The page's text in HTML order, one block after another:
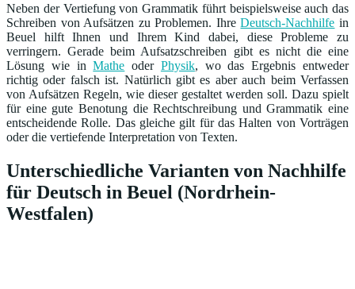
Neben der Vertiefung von Grammatik führt beispielsweise auch das
Schreiben von Aufsätzen zu Problemen. IhreDeutsch-Nachhilfe in
Beuel hilft Ihnen und Ihrem Kind dabei, diese Probleme zu
verringern. Gerade beim Aufsatzschreiben gibt es nicht die eine
Lösung wie inMathe oder Physik, wo das Ergebnis entweder
richtig oder falsch ist. Natürlich gibt es aber auch beim Verfassen
von Aufsätzen Regeln, wie dieser gestaltet werden soll. Dazu spielt
für eine gute Benotung die Rechtschreibung und Grammatik eine
entscheidende Rolle. Das gleiche gilt für das Halten von Vorträgen
oder die vertiefende Interpretation von Texten.
Unterschiedliche Varianten von Nachhilfe
für Deutsch in Beuel (Nordrhein-
Westfalen)